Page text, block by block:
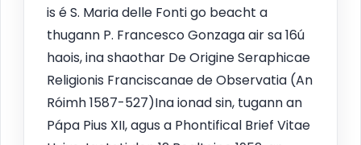
is é S. Maria delle Fonti go beacht a
thugann P. Francesco Gonzaga air sa 16ú
haois, ina shaothar De Origine Seraphicae
Religionis Franciscanae de Observatia (An
Róimh 1587-527)Ina ionad sin, tugann an
Pápa Pius XII, agus a Phontifical Brief Vitae